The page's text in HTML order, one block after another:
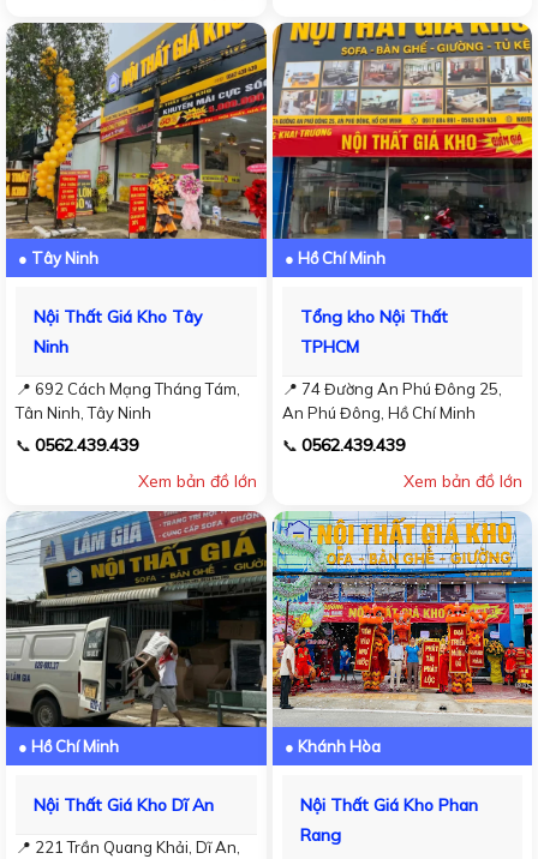
● Tây Ninh
Nội Thất Giá Kho Tây
Ninh
📍 692 Cách Mạng Tháng Tám,
Tân Ninh, Tây Ninh
📞 0562.439.439
Xem bản đồ lớn
● Hồ Chí Minh
Tổng kho Nội Thất
TPHCM
📍 74 Đường An Phú Đông 25,
An Phú Đông, Hồ Chí Minh
📞 0562.439.439
Xem bản đồ lớn
● Hồ Chí Minh
Nội Thất Giá Kho Dĩ An
📍 221 Trần Quang Khải, Dĩ An,
● Khánh Hòa
Nội Thất Giá Kho Phan
Rang